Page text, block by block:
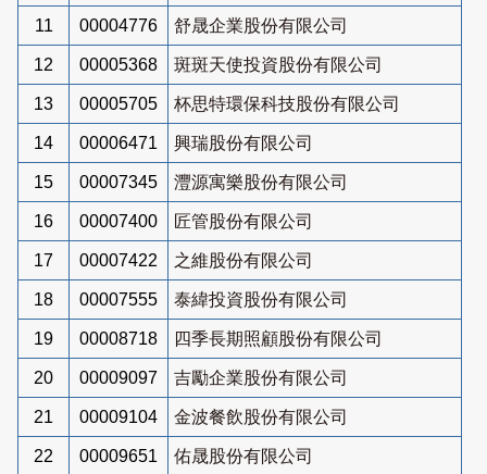
11 00004776 舒晟企業股份有限公司
12 00005368 斑斑天使投資股份有限公司
13 00005705 杯思特環保科技股份有限公司
14 00006471 興瑞股份有限公司
15 00007345 灃源寓樂股份有限公司
16 00007400 匠管股份有限公司
17 00007422 之維股份有限公司
18 00007555 泰緯投資股份有限公司
19 00008718 四季長期照顧股份有限公司
20 00009097 吉勵企業股份有限公司
21 00009104 金波餐飲股份有限公司
22 00009651 佑晟股份有限公司